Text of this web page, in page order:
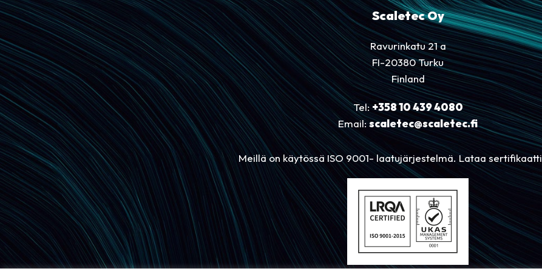
Scaletec Oy
Ravurinkatu 21 a
FI-20380 Turku
Finland
Tel: +358 10 439 4080
Email: scaletec@scaletec.fi
Meillä on käytössä ISO 9001- laatujärjestelmä. Lataa sertifikaatti